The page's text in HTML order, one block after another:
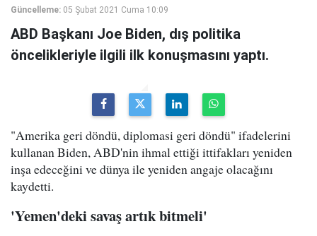
Güncelleme: 05 Şubat 2021 Cuma 10:09
ABD Başkanı Joe Biden, dış politika
öncelikleriyle ilgili ilk konuşmasını yaptı.
"Amerika geri döndü, diplomasi geri döndü" ifadelerini
kullanan Biden, ABD'nin ihmal ettiği ittifakları yeniden
inşa edeceğini ve dünya ile yeniden angaje olacağını
kaydetti.
'Yemen'deki savaş artık bitmeli'